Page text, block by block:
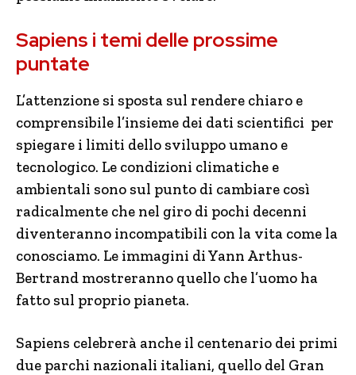
Sapiens i temi delle prossime
puntate
L’attenzione si sposta sul rendere chiaro e
comprensibile l’insieme dei dati scientifici per
spiegare i limiti dello sviluppo umano e
tecnologico. Le condizioni climatiche e
ambientali sono sul punto di cambiare così
radicalmente che nel giro di pochi decenni
diventeranno incompatibili con la vita come la
conosciamo. Le immagini di Yann Arthus-
Bertrand mostreranno quello che l’uomo ha
fatto sul proprio pianeta.
Sapiens celebrerà anche il centenario dei primi
due parchi nazionali italiani, quello del Gran